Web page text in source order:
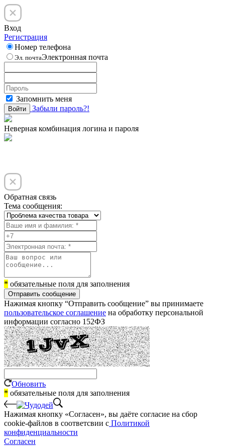
Вход
Регистрация
Номер телефона
Эл. почтаЭлектронная почта
Запомнить меня
Войти Забыли пароль?!
Неверная комбинация логина и пароля
Обратная связь
Тема сообщения:
* обязательные поля для заполнения
Отправить сообщение
Нажимая кнопку “Отправить сообщение” вы принимаете
пользовательское соглашение на обработку персональной
информации согласно 152ФЗ
Обновить
* обязательные поля для заполнения
Нажимая кнопку «Согласен», вы даёте cогласие на сбор
cookie-файлов в соответсвии с Политикой
конфиденциальности
Согласен